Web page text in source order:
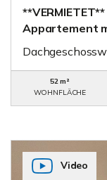
Appartement
52 m²
WOHNFLÄCHE
Video